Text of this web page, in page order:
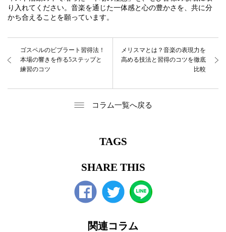
り入れてください。音楽を通じた一体感と心の豊かさを、共に分
かち合えることを願っています。
ゴスペルのビブラート習得法！
本場の響きを作る5ステップと
練習のコツ
メリスマとは？音楽の表現力を
高める技法と習得のコツを徹底
比較
コラム一覧へ戻る
TAGS
SHARE THIS
関連コラム